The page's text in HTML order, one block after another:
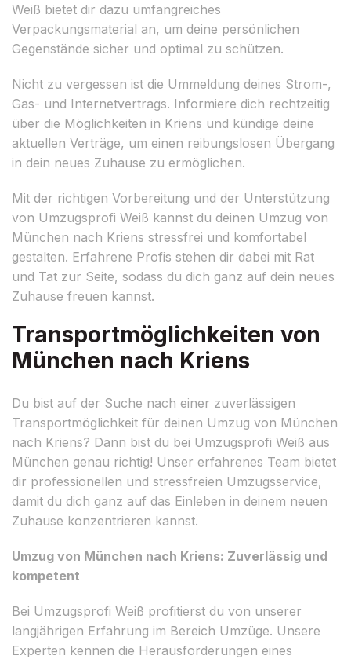
Weiß bietet dir dazu umfangreiches
Verpackungsmaterial an, um deine persönlichen
Gegenstände sicher und optimal zu schützen.
Nicht zu vergessen ist die Ummeldung deines Strom-,
Gas- und Internetvertrags. Informiere dich rechtzeitig
über die Möglichkeiten in Kriens und kündige deine
aktuellen Verträge, um einen reibungslosen Übergang
in dein neues Zuhause zu ermöglichen.
Mit der richtigen Vorbereitung und der Unterstützung
von Umzugsprofi Weiß kannst du deinen Umzug von
München nach Kriens stressfrei und komfortabel
gestalten. Erfahrene Profis stehen dir dabei mit Rat
und Tat zur Seite, sodass du dich ganz auf dein neues
Zuhause freuen kannst.
Transportmöglichkeiten von
München nach Kriens
Du bist auf der Suche nach einer zuverlässigen
Transportmöglichkeit für deinen Umzug von München
nach Kriens? Dann bist du bei Umzugsprofi Weiß aus
München genau richtig! Unser erfahrenes Team bietet
dir professionellen und stressfreien Umzugsservice,
damit du dich ganz auf das Einleben in deinem neuen
Zuhause konzentrieren kannst.
Umzug von München nach Kriens: Zuverlässig und
kompetent
Bei Umzugsprofi Weiß profitierst du von unserer
langjährigen Erfahrung im Bereich Umzüge. Unsere
Experten kennen die Herausforderungen eines